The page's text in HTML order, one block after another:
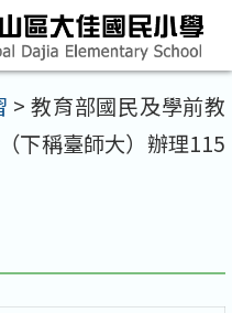
> 教育部國民及學前教
下稱臺師大）辦理115